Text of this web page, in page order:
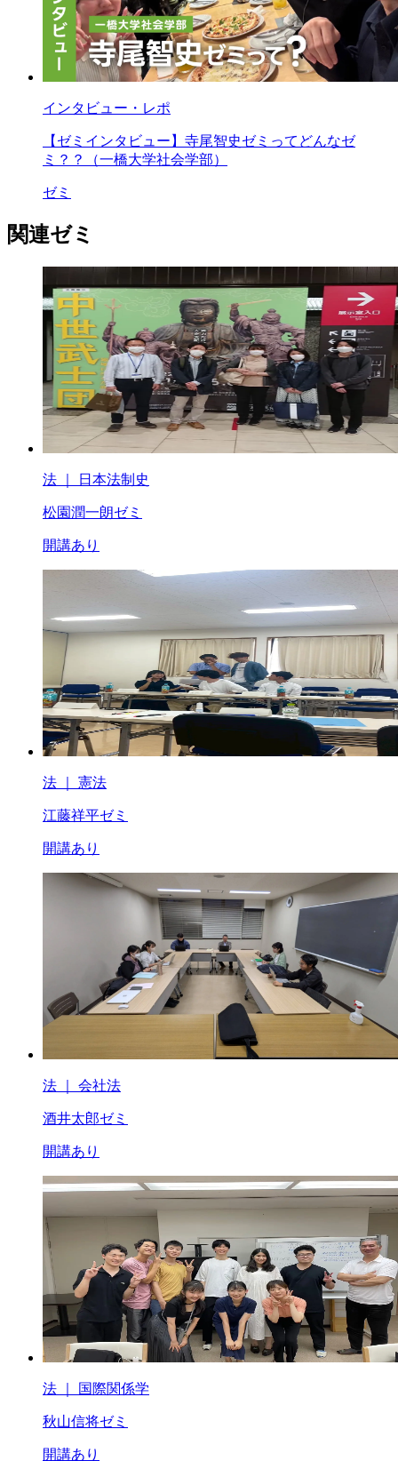
インタビュー・レポ
【ゼミインタビュー】寺尾智史ゼミってどんなゼ
ミ？？（一橋大学社会学部）
ゼミ
関連ゼミ
法 ｜ 日本法制史
松園潤一朗ゼミ
開講あり
法 ｜ 憲法
江藤祥平ゼミ
開講あり
法 ｜ 会社法
酒井太郎ゼミ
開講あり
法 ｜ 国際関係学
秋山信将ゼミ
開講あり